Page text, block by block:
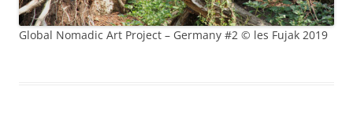
Global Nomadic Art Project – Germany #2 © les Fujak 2019